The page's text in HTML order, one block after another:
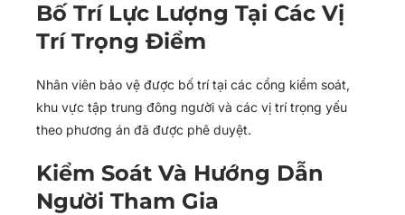
Bố Trí Lực Lượng Tại Các Vị
Trí Trọng Điểm
Nhân viên bảo vệ được bố trí tại các cổng kiểm soát,
khu vực tập trung đông người và các vị trí trọng yếu
theo phương án đã được phê duyệt.
Kiểm Soát Và Hướng Dẫn
Người Tham Gia